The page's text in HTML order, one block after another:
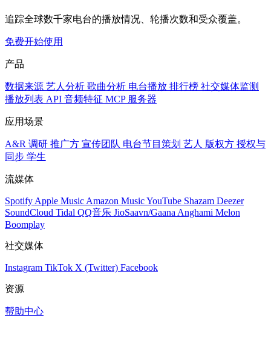
追踪全球数千家电台的播放情况、轮播次数和受众覆盖。
免费开始使用
产品
数据来源 艺人分析 歌曲分析 电台播放 排行榜 社交媒体监测
播放列表 API 音频特征 MCP 服务器
应用场景
A&R 调研 推广方 宣传团队 电台节目策划 艺人 版权方 授权与
同步 学生
流媒体
Spotify Apple Music Amazon MusicYouTube Shazam Deezer
SoundCloud Tidal QQ音乐 JioSaavn/Gaana Anghami Melon
Boomplay
社交媒体
Instagram TikTok X (Twitter) Facebook
资源
帮助中心